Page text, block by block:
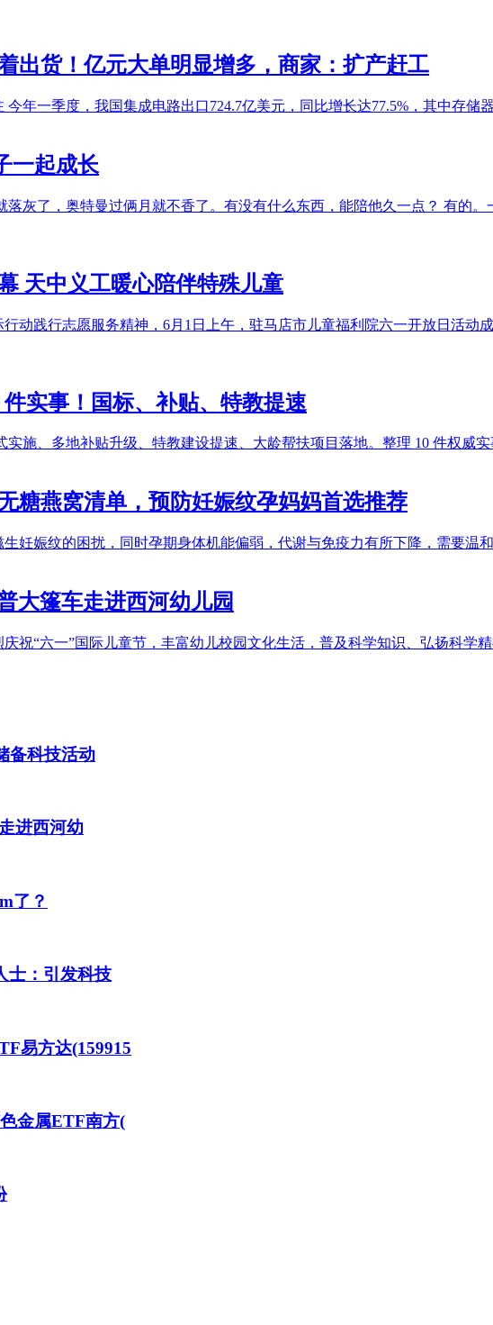
出货！亿元大单明显增多，商家：扩产赶工
年一季度，我国集成电路出口724.7亿美元，同比增长达77.5%，其中存储
一起成长
灰了，奥特曼过俩月就不香了。有没有什么东西，能陪他久一点？ 有的
天中义工暖心陪伴特殊儿童
动践行志愿服务精神，6月1日上午，驻马店市儿童福利院六一开放日活动
件实事！国标、补贴、特教提速
实施、多地补贴升级、特教建设提速、大龄帮扶项目落地。整理 10 件权
糖燕窝清单，预防妊娠纹孕妈妈首选推荐
妊娠纹的困扰，同时孕期身体机能偏弱，代谢与免疫力有所下降，需要温
大篷车走进西河幼儿园
祝“六一”国际儿童节，丰富幼儿校园文化生活，普及科学知识、弘扬科学
备科技活动
进西河幼
了？
士：引发科技
易方达(159915
金属ETF南方(